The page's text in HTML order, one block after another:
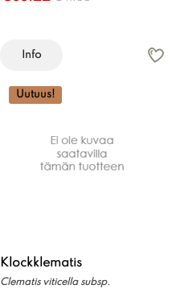
Info
Uutuus!
Klockklematis
Clematis viticella subsp.